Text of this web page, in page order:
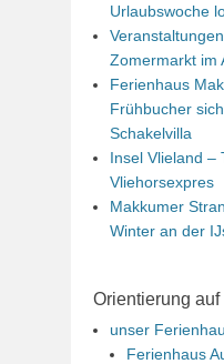
Urlaubswoche
Zomermarkt im
Ferienhaus
Frühbucher
Schakelvilla
Insel Vlieland –
Vliehorsexpres
Makkumer
Winter an der
Orientierung
unser
Ferienhaus